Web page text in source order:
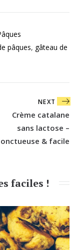
pâques, gâteau de
NEXT
Crème catalane
sans lactose –
onctueuse & facile
faciles !